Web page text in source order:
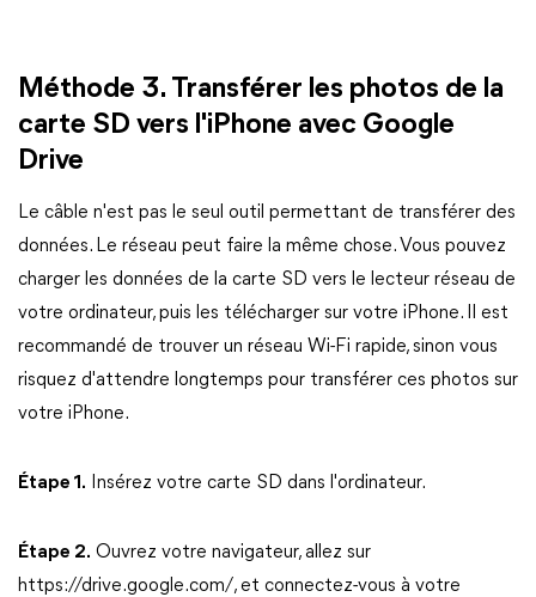
Méthode 3. Transférer les photos de la
carte SD vers l'iPhone avec Google
Drive
Le câble n'est pas le seul outil permettant de transférer des
données. Le réseau peut faire la même chose. Vous pouvez
charger les données de la carte SD vers le lecteur réseau de
votre ordinateur, puis les télécharger sur votre iPhone. Il est
recommandé de trouver un réseau Wi-Fi rapide, sinon vous
risquez d'attendre longtemps pour transférer ces photos sur
votre iPhone.
Étape 1. Insérez votre carte SD dans l'ordinateur.
Étape 2. Ouvrez votre navigateur, allez sur
https://drive.google.com/, et connectez-vous à votre